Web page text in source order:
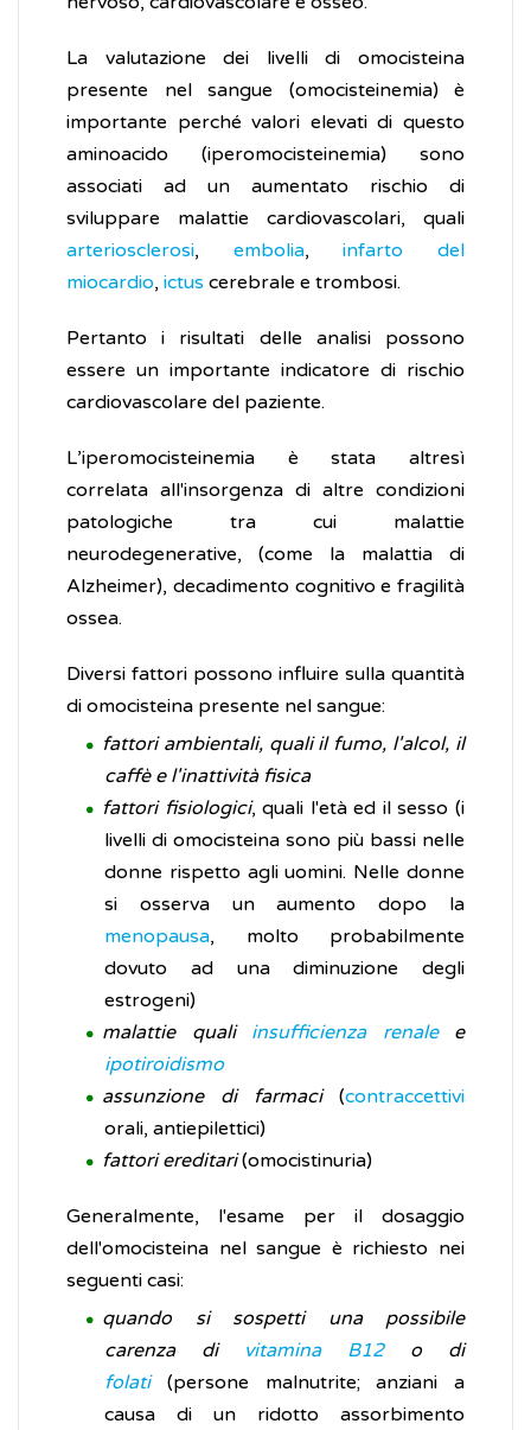
La valutazione dei livelli di omocisteina
presente nel sangue (omocisteinemia) è
importante perché valori elevati di questo
aminoacido (iperomocisteinemia) sono
associati ad un aumentato rischio di
sviluppare malattie cardiovascolari, quali
arteriosclerosi, embolia,infarto del
miocardio, ictus cerebrale e trombosi.
Pertanto i risultati delle analisi possono
essere un importante indicatore di rischio
cardiovascolare del paziente.
L’iperomocisteinemia è stata altresì
correlata all'insorgenza di altre condizioni
patologiche tra cui malattie
neurodegenerative, (come la malattia di
Alzheimer), decadimento cognitivo e fragilità
ossea.
Diversi fattori possono influire sulla quantità
di omocisteina presente nel sangue:
fattori ambientali, quali il fumo, l'alcol, il
caffè e l'inattività fisica
fattori fisiologici, quali l'età ed il sesso (i
livelli di omocisteina sono più bassi nelle
donne rispetto agli uomini. Nelle donne
si osserva un aumento dopo la
menopausa, molto probabilmente
dovuto ad una diminuzione degli
estrogeni)
malattie quali insufficienza renalee
ipotiroidismo
assunzione di farmaci(contraccettivi
orali, antiepilettici)
fattori ereditari(omocistinuria)
Generalmente, l'esame per il dosaggio
dell'omocisteina nel sangue è richiesto nei
seguenti casi:
quando si sospetti una possibile
carenza di vitamina B12o di
folati(persone malnutrite; anziani a
causa di un ridotto assorbimento